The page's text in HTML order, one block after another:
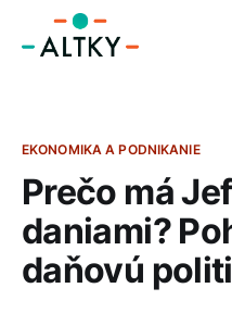
EKONOMIKA A PODNIKANIE
Prečo má
daniami?
daňovú